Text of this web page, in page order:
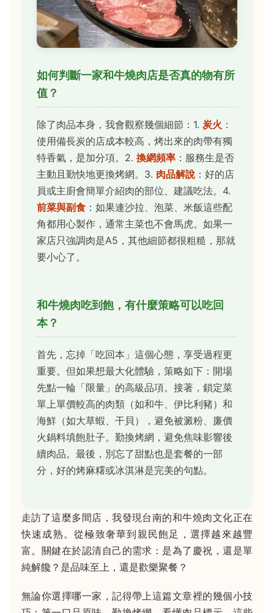
如何判斷一家和牛燒肉店是否真的物有所
值？
除了肉品本身，我會觀察幾個細節：1. 炭火 ：
使用備長炭的店成本較高，烤出來的肉帶有獨
特香氣，是加分項。2. 換網頻率 ：服務生是否
主動且勤快地更換烤網。3. 肉品解說 ：好的店
員或主廚會簡單介紹肉的部位、建議吃法。4.
前菜與副食 ：如果連沙拉、泡菜、米飯這些配
角都用心製作，通常主菜也不會馬虎。如果一
家店只強調肉是A5，其他細節都很粗糙，那就
要小心了。
和牛燒肉吃到飽，有什麼策略可以吃回
本？
首先，忘掉「吃回本」這個心態，享受過程更
重要。但如果想最大化體驗，策略如下：開場
先點一輪「限量」的高級品項。接著，鎖定菜
單上單價較高的肉類（如和牛、伊比利豬）和
海鮮（如大草蝦、干貝），避免被澱粉、廉價
火鍋料填飽肚子。勤換烤網，避免焦味影響後
續肉品。最後，別忘了甜點也是套餐的一部
分，好的烤麻糬或冰淇淋是完美的句點。
走訪了這麼多間店，我發現台南的和牛燒肉文化正在
快速成熟。從極致奢華到親民飽足，選擇越來越豐
富。關鍵在於認清自己的需求：是為了慶祝，還是單
純解饞？是品味至上，還是歡樂聚餐？
無論你選擇哪一家，記得帶上這篇文章裡的幾個小技